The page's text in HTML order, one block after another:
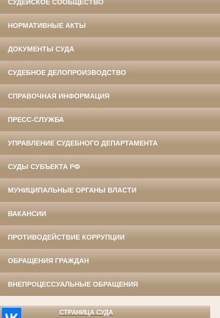
СУДЕЙСКОЕ СООБЩЕСТВО
НОРМАТИВНЫЕ АКТЫ
ДОКУМЕНТЫ СУДА
СУДЕБНОЕ ДЕЛОПРОИЗВОДСТВО
СПРАВОЧНАЯ ИНФОРМАЦИЯ
ПРЕСС-СЛУЖБА
УПРАВЛЕНИЕ СУДЕБНОГО ДЕПАРТАМЕНТА
СУДЫ СУБЪЕКТА РФ
МУНИЦИПАЛЬНЫЕ ОРГАНЫ ВЛАСТИ
ВАКАНСИИ
ПРОТИВОДЕЙСТВИЕ КОРРУПЦИИ
ОБРАЩЕНИЯ ГРАЖДАН
ВНЕПРОЦЕССУАЛЬНЫЕ ОБРАЩЕНИЯ
СТРАНИЦА СУДА